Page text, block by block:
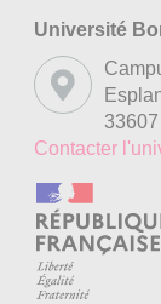
Université
Contacter